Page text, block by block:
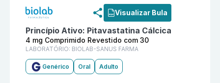
Visualizar Bula
Princípio Ativo: Pitavastatina Cálcica
4 mg Comprimido Revestido com 30
LABORATÓRIO: BIOLAB-SANUS FARMA
Genérico Oral Adulto